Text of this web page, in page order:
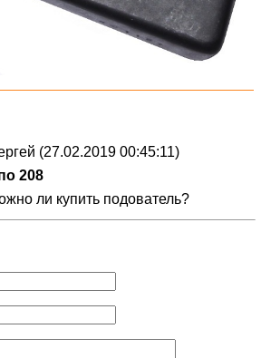
(27.02.2019 00:45:11)
208
ли купить подователь?